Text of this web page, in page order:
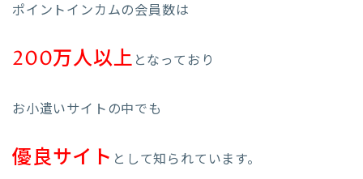
ポイントインカムの会員数は
200万人以上 となっており
お小遣いサイトの中でも
優良サイト として知られています。